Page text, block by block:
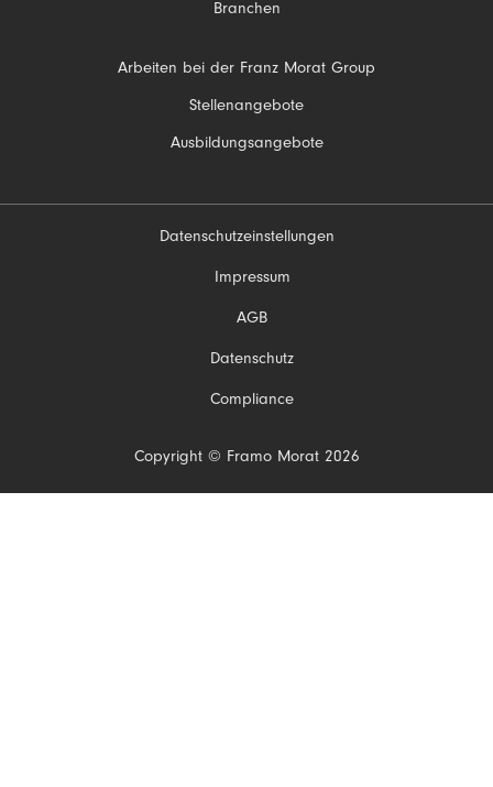
Branchen
Arbeiten bei der Franz Morat Group
Stellenangebote
Ausbildungsangebote
Copyright © Framo Morat 2026
Datenschutzeinstellungen
NavigationImpressum
AGB
Datenschutz
Compliance